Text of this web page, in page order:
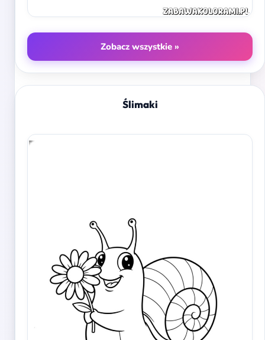
Zobacz wszystkie »
Ślimaki